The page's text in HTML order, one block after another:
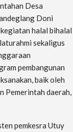
Desa
Doni
halal bihalal
sekaligus
pembangunan
baik oleh
Pemerintah daerah,
pemkesra Utuy